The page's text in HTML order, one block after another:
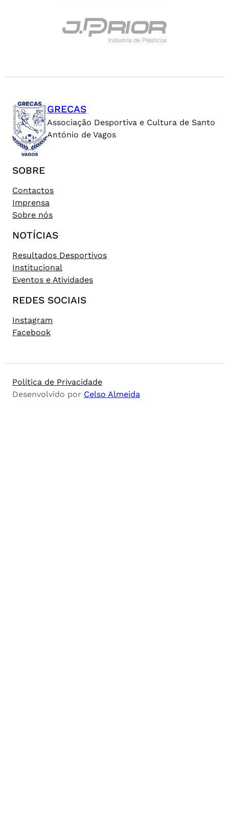
GRECAS
Associação Desportiva e Cultura de Santo
António de Vagos
SOBRE
Contactos
Imprensa
Sobre nós
NOTÍCIAS
Resultados Desportivos
Institucional
Eventos e Atividades
REDES SOCIAIS
Instagram
Facebook
Política de Privacidade
Desenvolvido por Celso Almeida